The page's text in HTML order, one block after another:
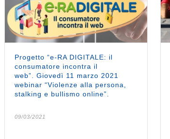
Progetto “e-RA DIGITALE: il
consumatore incontra il
web”. Giovedì 11 marzo 2021
webinar “Violenze alla persona,
stalking e bullismo online”.
09/03/2021